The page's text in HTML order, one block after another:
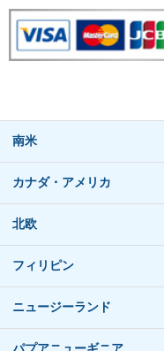
南米
カナダ・アメリカ
北欧
フィリピン
ニュージーランド